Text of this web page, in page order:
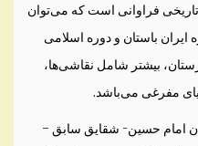
تاریخی فراوانی است که می‌توان
ایران باستان و دوره اسلامی
بیشتر شامل نقاشی‌‌ها،
مفرغی می‌باشد.
امام حسین- شقایق سابق –